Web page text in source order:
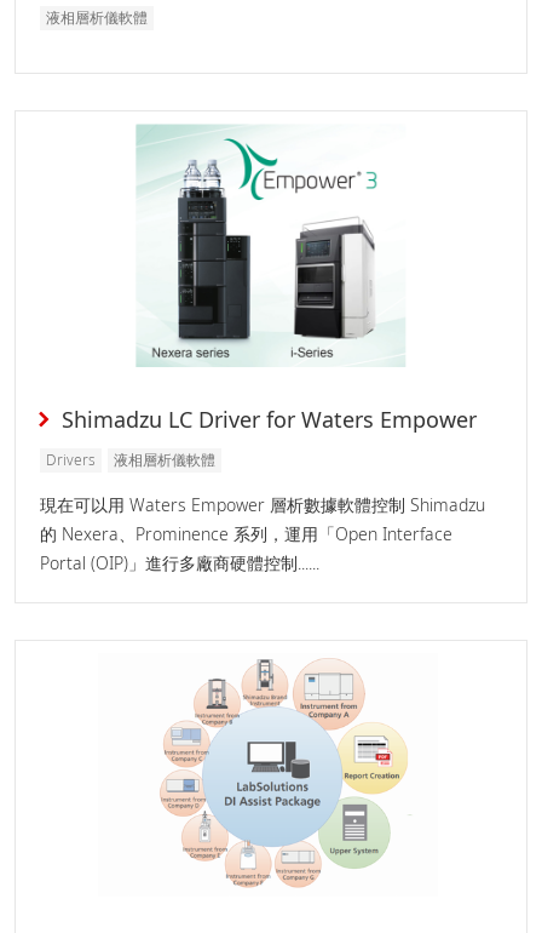
液相層析儀軟體
Shimadzu LC Driver for Waters Empower
Drivers 液相層析儀軟體
現在可以用 Waters Empower 層析數據軟體控制 Shimadzu
的 Nexera、Prominence 系列，運用「Open Interface
Portal (OIP)」進行多廠商硬體控制......